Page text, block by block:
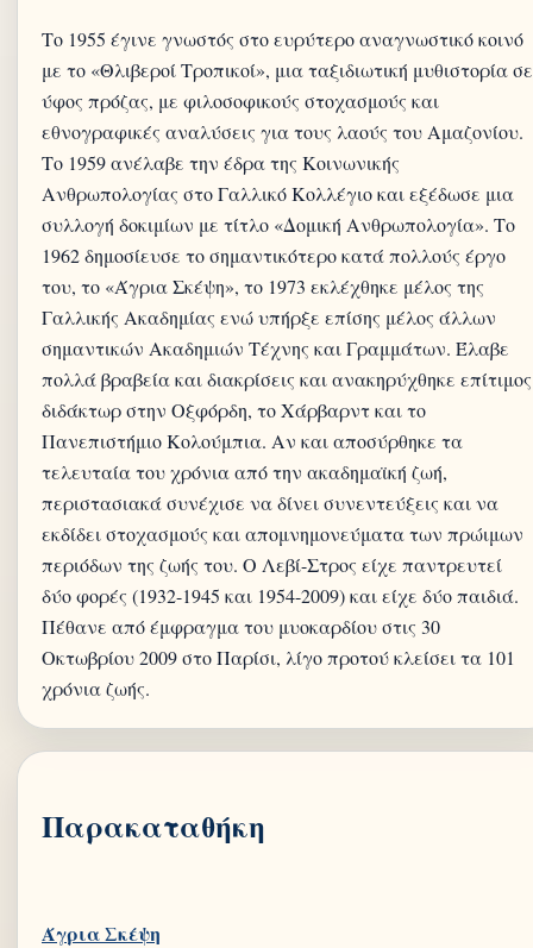
Το 1955 έγινε γνωστός στο ευρύτερο αναγνωστικό κοινό
με το «Θλιβεροί Τροπικοί», μια ταξιδιωτική μυθιστορία σε
ύφος πρόζας, με φιλοσοφικούς στοχασμούς και
εθνογραφικές αναλύσεις για τους λαούς του Αμαζονίου.
Το 1959 ανέλαβε την έδρα της Κοινωνικής
Ανθρωπολογίας στο Γαλλικό Κολλέγιο και εξέδωσε μια
συλλογή δοκιμίων με τίτλο «Δομική Ανθρωπολογία». Το
1962 δημοσίευσε το σημαντικότερο κατά πολλούς έργο
του, το «Άγρια Σκέψη», το 1973 εκλέχθηκε μέλος της
Γαλλικής Ακαδημίας ενώ υπήρξε επίσης μέλος άλλων
σημαντικών Ακαδημιών Τέχνης και Γραμμάτων. Έλαβε
πολλά βραβεία και διακρίσεις και ανακηρύχθηκε επίτιμος
διδάκτωρ στην Οξφόρδη, το Χάρβαρντ και το
Πανεπιστήμιο Κολούμπια. Αν και αποσύρθηκε τα
τελευταία του χρόνια από την ακαδημαϊκή ζωή,
περιστασιακά συνέχισε να δίνει συνεντεύξεις και να
εκδίδει στοχασμούς και απομνημονεύματα των πρώιμων
περιόδων της ζωής του. Ο Λεβί-Στρος είχε παντρευτεί
δύο φορές (1932-1945 και 1954-2009) και είχε δύο παιδιά.
Πέθανε από έμφραγμα του μυοκαρδίου στις 30
Οκτωβρίου 2009 στο Παρίσι, λίγο προτού κλείσει τα 101
Παρακαταθήκη